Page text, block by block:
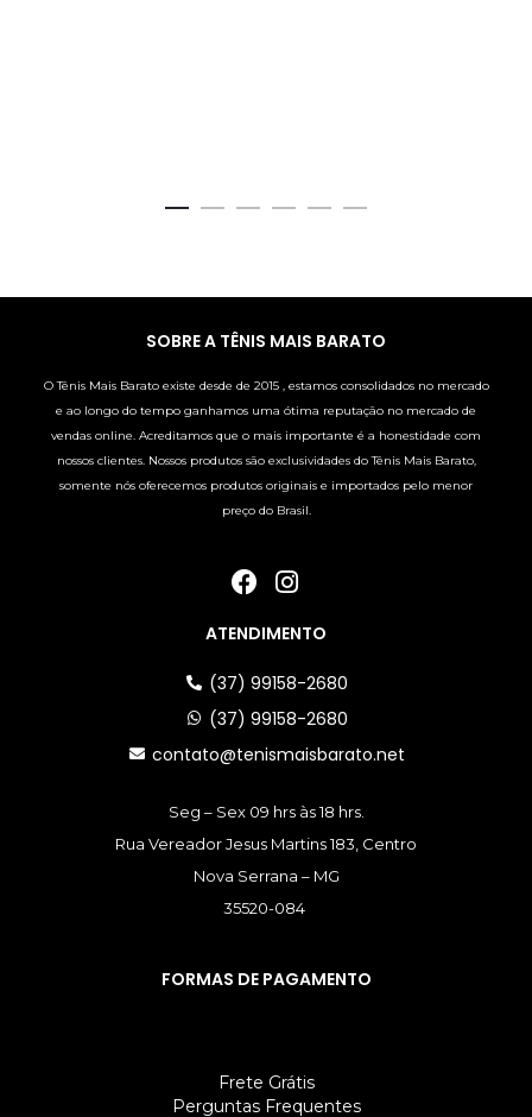
SOBRE A TÊNIS MAIS BARATO
O Tênis Mais Barato existe desde de 2015 , estamos consolidados no mercado
e ao longo do tempo ganhamos uma ótima reputação no mercado de
vendas online. Acreditamos que o mais importante é a honestidade com
nossos clientes. Nossos produtos são exclusividades do Tênis Mais Barato,
somente nós oferecemos produtos originais e importados pelo menor
preço do Brasil.
ATENDIMENTO
(37) 99158-2680
(37) 99158-2680
contato@tenismaisbarato.net
Seg – Sex 09 hrs às 18 hrs.
Rua Vereador Jesus Martins 183, Centro
Nova Serrana – MG
35520-084
FORMAS DE PAGAMENTO
Frete Grátis
Perguntas Frequentes